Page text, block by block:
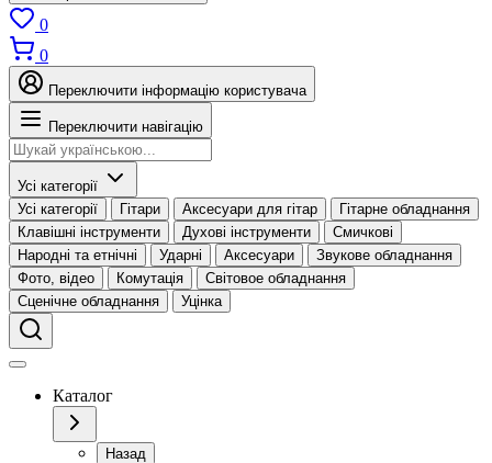
0
0
Переключити інформацію користувача
Переключити навігацію
Усі категорії
Усі категорії
Гітари Аксесуари для гітар
Гітарне обладнання
Клавішні інструменти
Духові інструменти
Смичкові
Народні та етнічні
Ударні Аксесуари
Звукове обладнання
Фото, відео
Комутація
Світовое обладнання
Сценічне обладнання
Уцінка
Каталог
Назад